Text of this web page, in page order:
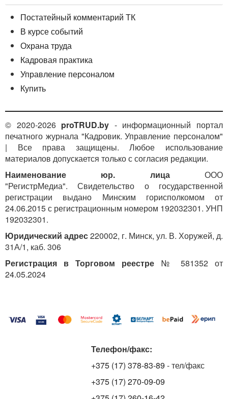
Постатейный комментарий ТК
В курсе событий
Охрана труда
Кадровая практика
Управление персоналом
Купить
© 2020-2026 proTRUD.by - информационный портал
печатного журнала "Кадровик. Управление персоналом"
| Все права защищены. Любое использование
материалов допускается только с согласия редакции.
Наименование юр. лицаООО
"РегистрМедиа". Свидетельство о государственной
регистрации выдано Минским горисполкомом от
24.06.2015 с регистрационным номером 192032301. УНП
192032301.
Юридический адрес220002, г. Минск, ул. В. Хоружей, д.
31А/1, каб. 306
Регистрация в Торговом реестре № 581352 от
24.05.2024
Телефон/факс:
+375 (17) 378-83-89 - тел/факс
+375 (17) 270-09-09